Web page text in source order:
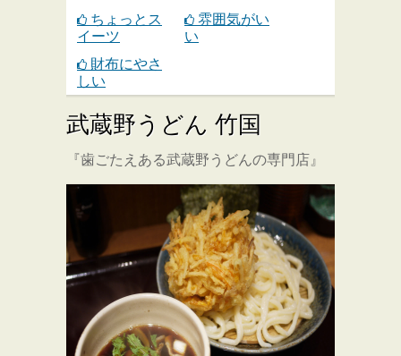
ちょっとス
イーツ
雰囲気がい
い
財布にやさ
しい
武蔵野うどん 竹国
『歯ごたえある武蔵野うどんの専門店』